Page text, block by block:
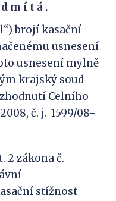
m í t á .
brojí kasační
usnesení
usnesení mylně
krajský soud
Celního
č. j. 1599/08-
2 zákona č.
stížnost